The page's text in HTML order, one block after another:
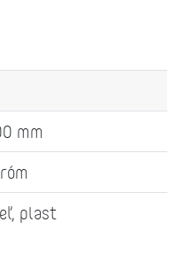
mm
plast